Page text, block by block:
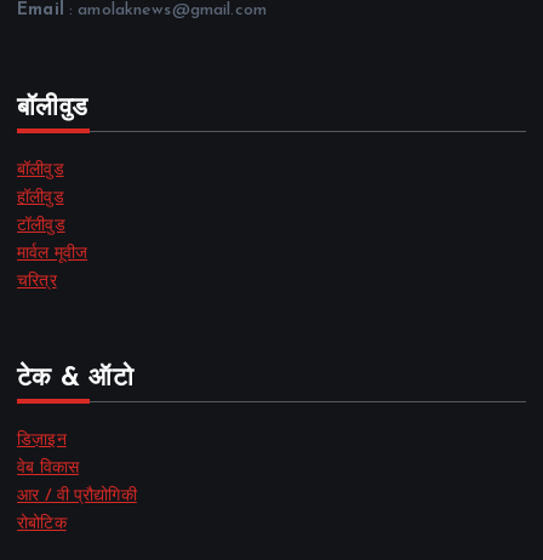
Email : amolaknews@gmail.com
बॉलीवुड
बॉलीवुड
हॉलीवुड
टॉलीवुड
मार्वल मूवीज
चरित्र
टेक & ऑटो
डिज़ाइन
वेब विकास
आर / वी प्रौद्योगिकी
रोबोटिक